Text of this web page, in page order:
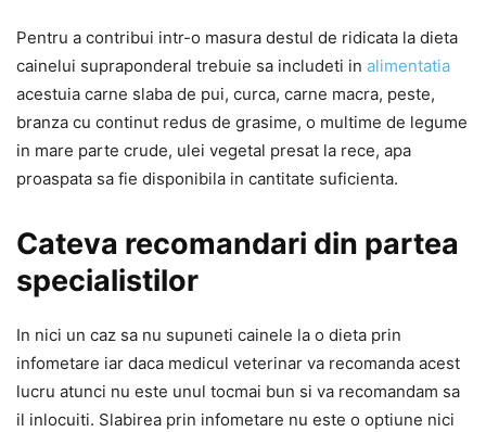
Pentru a contribui intr-o masura destul de ridicata la dieta
cainelui supraponderal trebuie sa includeti in alimentatia
acestuia carne slaba de pui, curca, carne macra, peste,
branza cu continut redus de grasime, o multime de legume
in mare parte crude, ulei vegetal presat la rece, apa
proaspata sa fie disponibila in cantitate suficienta.
Cateva recomandari din partea
specialistilor
In nici un caz sa nu supuneti cainele la o dieta prin
infometare iar daca medicul veterinar va recomanda acest
lucru atunci nu este unul tocmai bun si va recomandam sa
il inlocuiti. Slabirea prin infometare nu este o optiune nici